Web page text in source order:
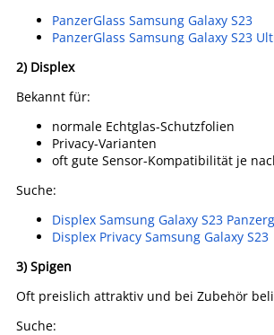
PanzerGlass Samsung Galaxy S23
PanzerGlass Samsung Galaxy S23
2) Displex
Bekannt für:
normale Echtglas-Schutzfolien
Privacy-Varianten
oft gute Sensor-Kompatibilität je
Suche:
Displex Samsung Galaxy S23
Displex Privacy Samsung Galaxy S23
3) Spigen
Oft preislich attraktiv und bei Zubehör
Suche: